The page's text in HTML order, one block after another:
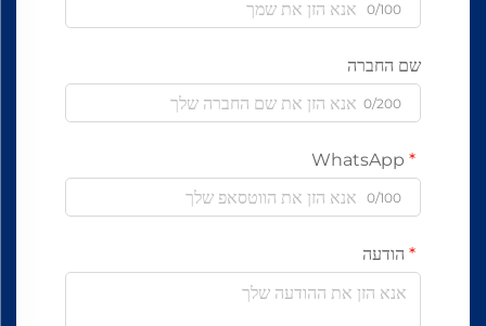
0/100
שם החברה
0/200
0/100
הודעה